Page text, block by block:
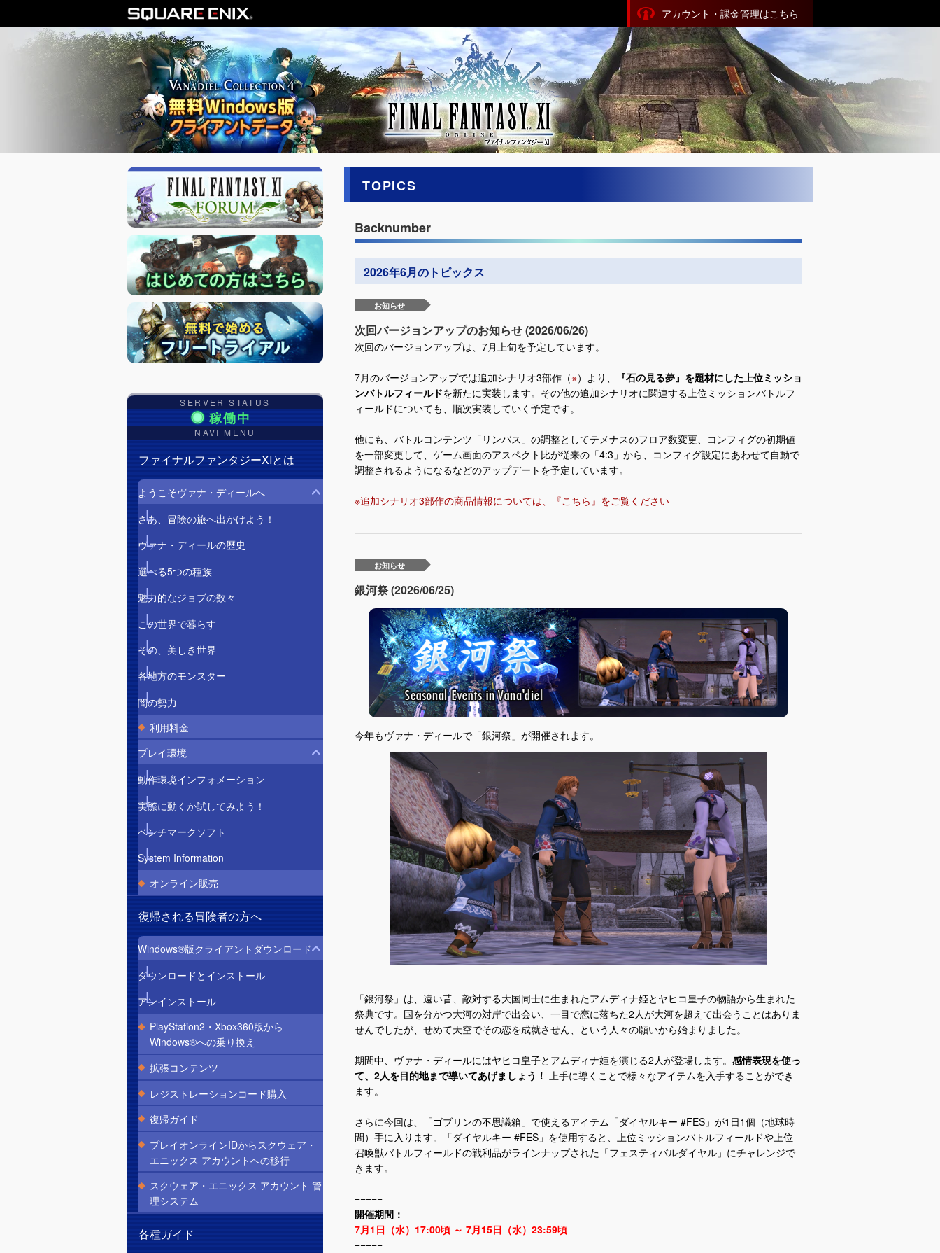
アカウント・課金管理はこちら
SERVER STATUS
NAVI MENU
ファイナルファンタジーXIとは
ようこそヴァナ・ディールへ
さあ、冒険の旅へ出かけよう！
ヴァナ・ディールの歴史
選べる5つの種族
魅力的なジョブの数々
この世界で暮らす
その、美しき世界
各地方のモンスター
闇の勢力
利用料金
プレイ環境
動作環境インフォメーション
実際に動くか試してみよう！
ベンチマークソフト
System Information
オンライン販売
復帰される冒険者の方へ
Windows®版クライアントダウンロード
ダウンロードとインストール
アンインストール
PlayStation2・Xbox360版から
Windows®への乗り換え
拡張コンテンツ
レジストレーションコード購入
復帰ガイド
プレイオンラインIDからスクウェア・
エニックス アカウントへの移行
スクウェア・エニックス アカウント 管
理システム
各種ガイド
TOPICS
Backnumber
2026年6月のトピックス
お知らせ
次回バージョンアップのお知らせ (2026/06/26)
次回のバージョンアップは、7月上旬を予定しています。
7月のバージョンアップでは追加シナリオ3部作（※）より、
『石の見る夢』を題材にした上位ミッショ
ンバトルフィールドを新たに実装します。その他の追加シナリオに関連する上位ミッションバトルフ
ィールドについても、順次実装していく予定です。
他にも、バトルコンテンツ「リンバス」の調整としてテメナスのフロア数変更、コンフィグの初期値
を一部変更して、ゲーム画面のアスペクト比が従来の「4:3」から、コンフィグ設定にあわせて自動で
調整されるようになるなどのアップデートを予定しています。
※追加シナリオ3部作の商品情報については、『こちら 』をご覧ください
お知らせ
銀河祭 (2026/06/25)
今年もヴァナ・ディールで「銀河祭」が開催されます。
「銀河祭」は、遠い昔、敵対する大国同士に生まれたアムディナ姫とヤヒコ皇子の物語から生まれた
祭典です。国を分かつ大河の対岸で出会い、一目で恋に落ちた2人が大河を超えて出会うことはありま
せんでしたが、せめて天空でその恋を成就させん、という人々の願いから始まりました。
期間中、ヴァナ・ディールにはヤヒコ皇子とアムディナ姫を演じる2人が登場します。 感情表現を使っ
て、2人を目的地まで導いてあげましょう！ 上手に導くことで様々なアイテムを入手することができ
ます。
さらに今回は、「ゴブリンの不思議箱」で使えるアイテム「ダイヤルキー #FES」が1日1個（地球時
間）手に入ります。「ダイヤルキー #FES」を使用すると、上位ミッションバトルフィールドや上位
召喚獣バトルフィールドの戦利品がラインナップされた「フェスティバルダイヤル」にチャレンジで
きます。
=====
開催期間：
7月1日（水）17:00頃 ～ 7月15日（水）23:59頃
=====